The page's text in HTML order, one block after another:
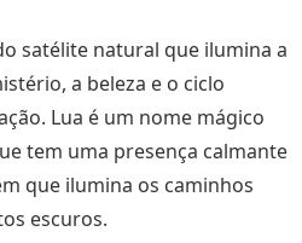
satélite natural que ilumina a
a beleza e o ciclo
Lua é um nome mágico
tem uma presença calmante
que ilumina os caminhos
escuros.